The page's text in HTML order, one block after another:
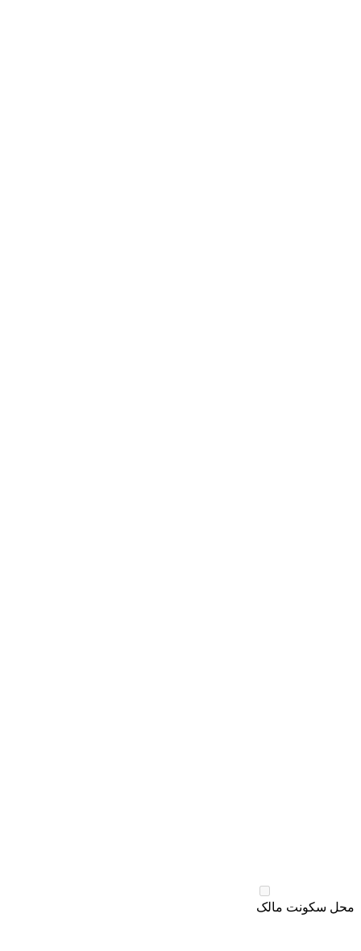
محل سکونت مالک